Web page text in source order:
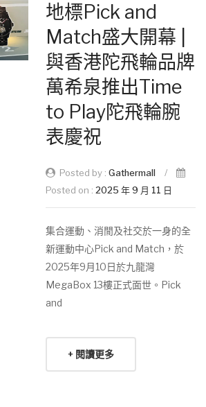
地標Pick and
Match盛大開幕 |
與香港陀飛輪品牌
萬希泉推出Time
to Play陀飛輪腕
表慶祝
Posted by : Gathermall
/
Posted on : 2025 年 9 月 11 日
集合運動、消閒及社交於一身的全
新運動中心Pick and Match，於
2025年9月10日於九龍灣
MegaBox 13樓正式面世。Pick
and
+ 閱讀更多